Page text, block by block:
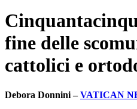
fine delle
cattolici e
Debora Donnini –VATICAN